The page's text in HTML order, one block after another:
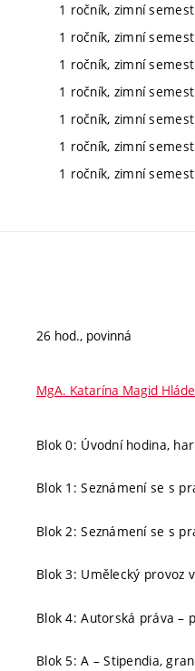
1 ročník, zimní
1 ročník, zimní
1 ročník, zimní
1 ročník, zimní
1 ročník, zimní
1 ročník, zimní
1 ročník, zimní
26 hod., povinná
MgA. Katarína Magid
Blok 0: Úvodní hodina,
Blok 1: Seznámení se s
Blok 2: Seznámení se s
Blok 3: Umělecký provoz
Blok 4: Autorská práva –
Blok 5: A – Stipendia,